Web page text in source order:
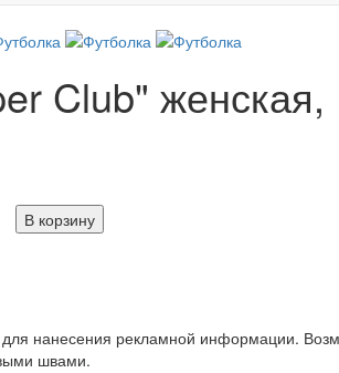
Club" женская,
В корзину
для нанесения рекламной информации.
швами.